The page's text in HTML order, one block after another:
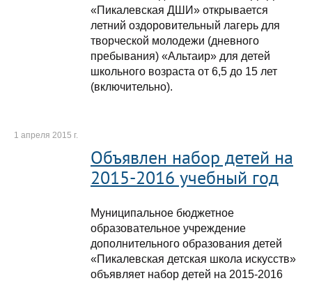
«Пикалевская ДШИ» открывается
летний оздоровительный лагерь для
творческой молодежи (дневного
пребывания) «Альтаир» для детей
школьного возраста от 6,5 до 15 лет
(включительно).
1 апреля 2015 г.
Объявлен набор детей на
2015-2016 учебный год
Муниципальное бюджетное
образовательное учреждение
дополнительного образования детей
«Пикалевская детская школа искусств»
объявляет набор детей на 2015-2016